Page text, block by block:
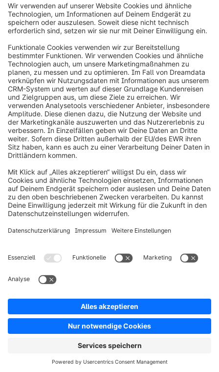
1
info@shopware.com
Produkt
Lösungen
Partner
Entwickler
Ressourcen
Copyright © shopware AG - Alle Rechte vorbehalten